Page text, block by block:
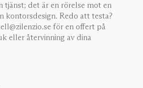
tjänst; det är en rörelse mot en
kontorsdesign. Redo att testa?
för en offert på
eller återvinning av dina